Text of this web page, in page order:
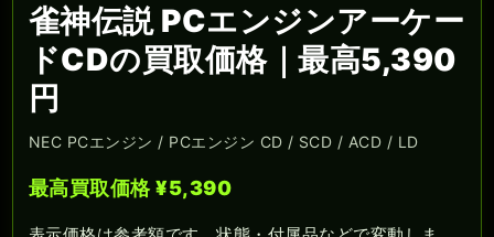
雀神伝説 PCエンジンアーケー
ドCDの買取価格｜最高5,390
円
NEC PCエンジン / PCエンジン CD / SCD / ACD / LD
最高買取価格 ¥5,390